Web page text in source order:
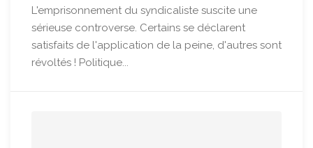
L'emprisonnement du syndicaliste suscite une
sérieuse controverse. Certains se déclarent
satisfaits de l'application de la peine, d'autres sont
révoltés ! Politique...